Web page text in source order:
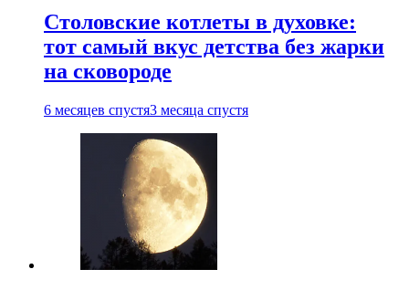
Столовские котлеты в духовке:
тот самый вкус детства без жарки
на сковороде
6 месяцев спустя3 месяца спустя